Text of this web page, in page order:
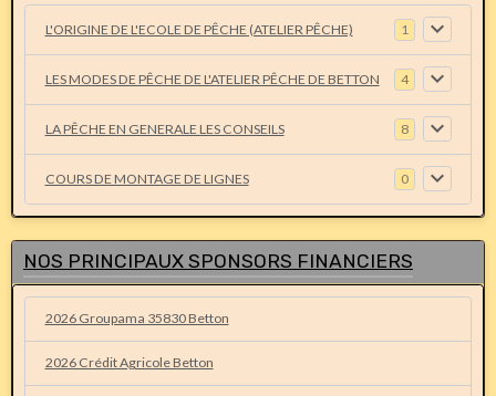
L'ORIGINE DE L'ECOLE DE PÊCHE (ATELIER PÊCHE) 1
LES MODES DE PÊCHE DE L'ATELIER PÊCHE DE BETTON 4
LA PÊCHE EN GENERALE LES CONSEILS 8
COURS DE MONTAGE DE LIGNES 0
NOS PRINCIPAUX SPONSORS FINANCIERS
2026 Groupama 35830 Betton
2026 Crédit Agricole Betton